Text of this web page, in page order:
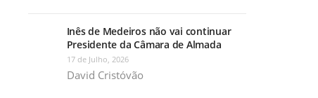
Inês de Medeiros não vai continuar
Presidente da Câmara de Almada
17 de Julho, 2026
David Cristóvão